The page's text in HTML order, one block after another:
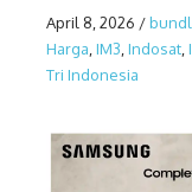
April 8, 2026 /
Harga IM3 Indosat
Tri Indonesia